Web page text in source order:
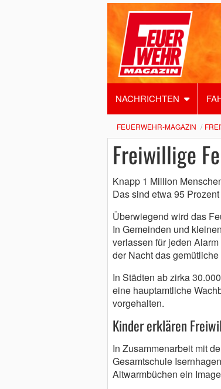
NACHRICHTEN
FEUERWEHR-MAGAZIN
Freiwillige
Knapp 1 Million
Das sind etwa 95
Überwiegend wird das
In Gemeinden und
verlassen für jeden
der Nacht das
In Städten ab zirka
eine hauptamtliche
vorgehalten.
Kinder erklären
In Zusammenarbeit mit
Gesamtschule
Altwarmbüchen ein